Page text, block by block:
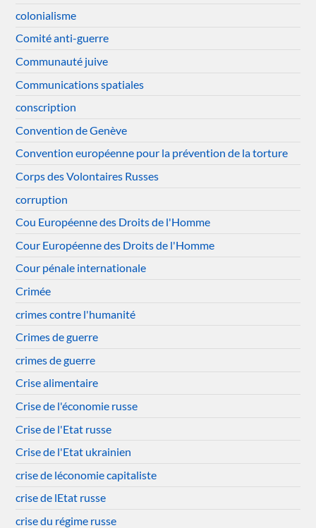
colonialisme
Comité anti-guerre
Communauté juive
Communications spatiales
conscription
Convention de Genève
Convention européenne pour la prévention de la torture
Corps des Volontaires Russes
corruption
Cou Européenne des Droits de l'Homme
Cour Européenne des Droits de l'Homme
Cour pénale internationale
Crimée
crimes contre l'humanité
Crimes de guerre
crimes de guerre
Crise alimentaire
Crise de l'économie russe
Crise de l'Etat russe
Crise de l'Etat ukrainien
crise de léconomie capitaliste
crise de lEtat russe
crise du régime russe